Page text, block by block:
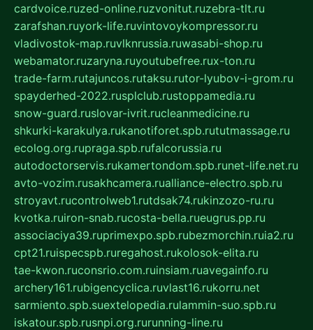
cardvoice.ruzed-online.ruzvonitut.ruzebra-tlt.ru
zarafshan.ruyork-life.ruvintovoykompressor.ru
vladivostok-map.ruvlknrussia.ruwasabi-shop.ru
webamator.ruzaryna.ruyoutubefree.rux-ton.ru
trade-farm.rutajuncos.rutaksu.rutor-lyubov-i-grom.ru
spayderhed-2022.rusplclub.rustoppamedia.ru
snow-guard.ruslovar-ivrit.rucleanmedicine.ru
shkurki-karakulya.rukanotiforet.spb.rututmassage.ru
ecolog.org.rupraga.spb.rufalcorussia.ru
autodoctorservis.rukamertondom.spb.runet-life.net.ru
avto-vozim.rusakhcamera.rualliance-electro.spb.ru
stroyavt.rucontrolweb1.rutdsak74.rukinzozo-ru.ru
kvotka.ruiron-snab.rucosta-bella.rueugrus.pp.ru
associaciya39.ruprimexpo.spb.rubezmorchin.ruia2.ru
cpt21.ruispecspb.ruregahost.rukolosok-elita.ru
tae-kwon.ruconsrio.com.ruinsiam.ruavegainfo.ru
archery161.rubigencyclica.ruvlast16.rukorru.net
sarmiento.spb.suextelopedia.rulammin-suo.spb.ru
iskatour.spb.rusnpi.org.rurunning-line.ru